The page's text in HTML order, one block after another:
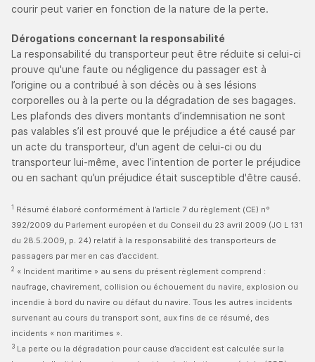
courir peut varier en fonction de la nature de la perte.
Dérogations concernant la responsabilité
La responsabilité du transporteur peut être réduite si celui-ci
prouve qu'une faute ou négligence du passager est à
l’origine ou a contribué à son décès ou à ses lésions
corporelles ou à la perte ou la dégradation de ses bagages.
Les plafonds des divers montants d’indemnisation ne sont
pas valables s’il est prouvé que le préjudice a été causé par
un acte du transporteur, d'un agent de celui-ci ou du
transporteur lui-même, avec l’intention de porter le préjudice
ou en sachant qu’un préjudice était susceptible d'être causé.
1 Résumé élaboré conformément à l’article 7 du règlement (CE) n°
392/2009 du Parlement européen et du Conseil du 23 avril 2009 (JO L 131
du 28.5.2009, p. 24) relatif à la responsabilité des transporteurs de
passagers par mer en cas d’accident.
2 « Incident maritime » au sens du présent règlement comprend :
naufrage, chavirement, collision ou échouement du navire, explosion ou
incendie à bord du navire ou défaut du navire. Tous les autres incidents
survenant au cours du transport sont, aux fins de ce résumé, des
incidents « non maritimes ».
3 La perte ou la dégradation pour cause d’accident est calculée sur la